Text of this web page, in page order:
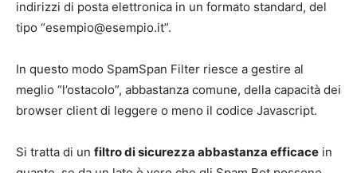
indirizzi di posta elettronica in un formato standard, del
tipo “esempio@esempio.it”.
In questo modo SpamSpan Filter riesce a gestire al
meglio “l’ostacolo”, abbastanza comune, della capacità dei
browser client di leggere o meno il codice Javascript.
Si tratta di un filtro di sicurezza abbastanza efficace in